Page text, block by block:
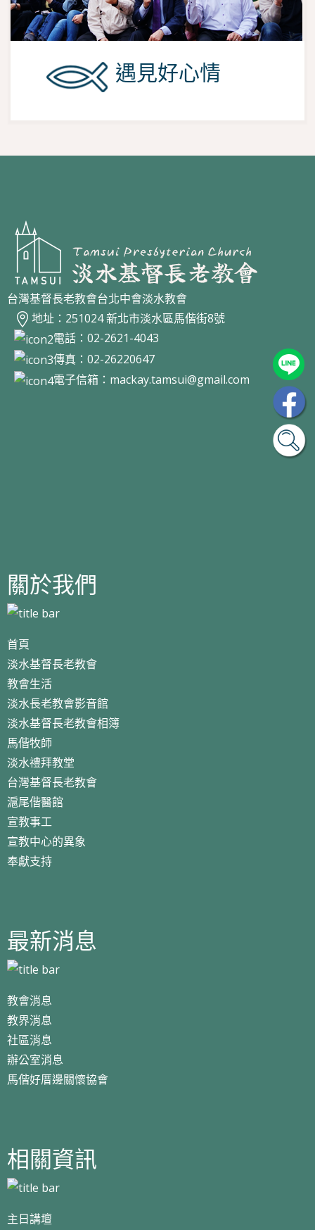
遇見好心情
台灣基督長老教會台北中會淡水教會
地址：251024 新北市淡水區馬偕街8號
電話：02-2621-4043
傳真：02-26220647
電子信箱： mackay.tamsui@gmail.com
關於我們
首頁
淡水基督長老教會
教會生活
淡水長老教會影音館
淡水基督長老教會相簿
馬偕牧師
淡水禮拜教堂
台灣基督長老教會
滬尾偕醫館
宣教事工
宣教中心的異象
奉獻支持
最新消息
教會消息
教界消息
社區消息
辦公室消息
馬偕好厝邊關懷協會
相關資訊
主日講壇